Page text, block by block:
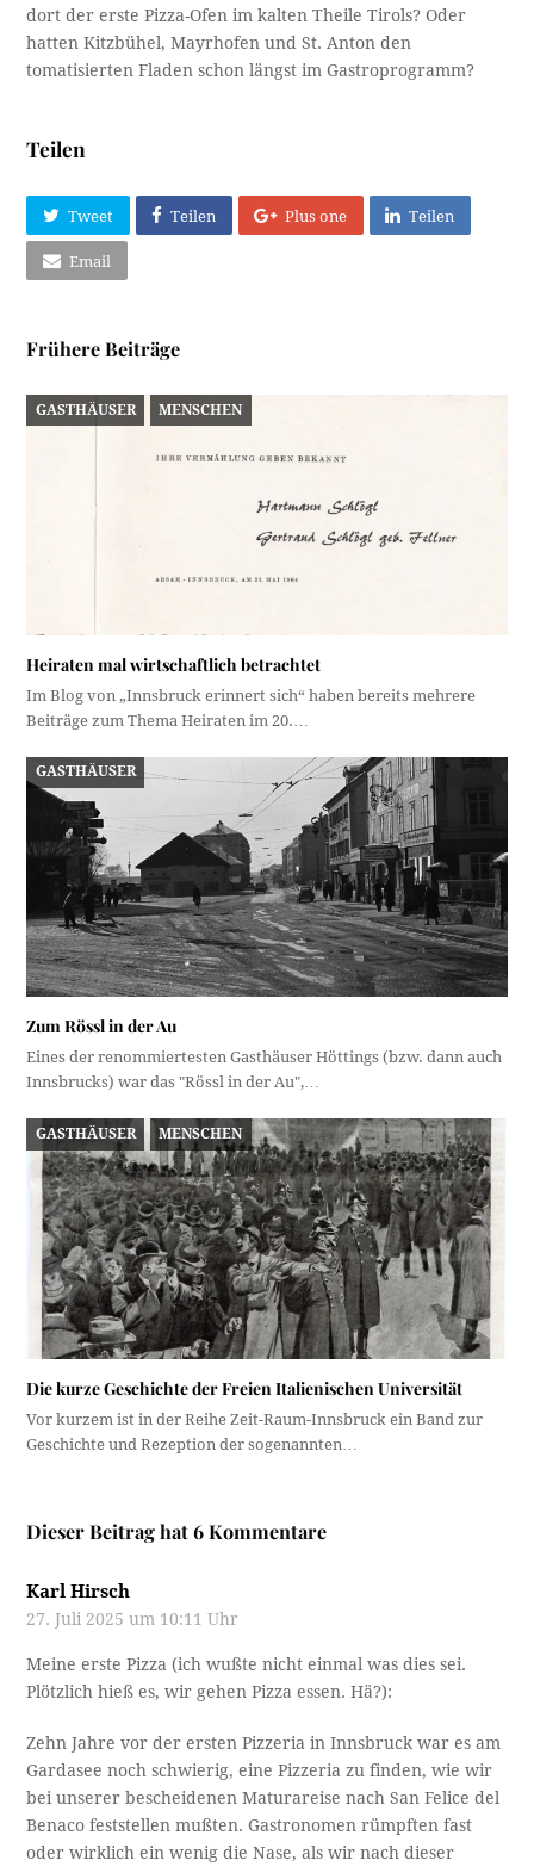
dort der erste Pizza-Ofen im kalten Theile Tirols? Oder
hatten Kitzbühel, Mayrhofen und St. Anton den
tomatisierten Fladen schon längst im Gastroprogramm?
Teilen
Tweet Teilen Plus one Teilen
Email
Frühere Beiträge
GASTHÄUSER MENSCHEN
Heiraten mal wirtschaftlich betrachtet
Im Blog von „Innsbruck erinnert sich“ haben bereits mehrere
Beiträge zum Thema Heiraten im 20.…
GASTHÄUSER
Zum Rössl in der Au
Eines der renommiertesten Gasthäuser Höttings (bzw. dann auch
Innsbrucks) war das "Rössl in der Au",…
GASTHÄUSER MENSCHEN
Die kurze Geschichte der Freien Italienischen Universität
Vor kurzem ist in der Reihe Zeit-Raum-Innsbruck ein Band zur
Geschichte und Rezeption der sogenannten…
Dieser Beitrag hat 6 Kommentare
Karl Hirsch
27. Juli 2025 um 10:11 Uhr
Meine erste Pizza (ich wußte nicht einmal was dies sei.
Plötzlich hieß es, wir gehen Pizza essen. Hä?):
Zehn Jahre vor der ersten Pizzeria in Innsbruck war es am
Gardasee noch schwierig, eine Pizzeria zu finden, wie wir
bei unserer bescheidenen Maturareise nach San Felice del
Benaco feststellen mußten. Gastronomen rümpften fast
oder wirklich ein wenig die Nase, als wir nach dieser